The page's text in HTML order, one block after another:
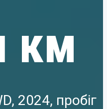
км
2024, пробіг